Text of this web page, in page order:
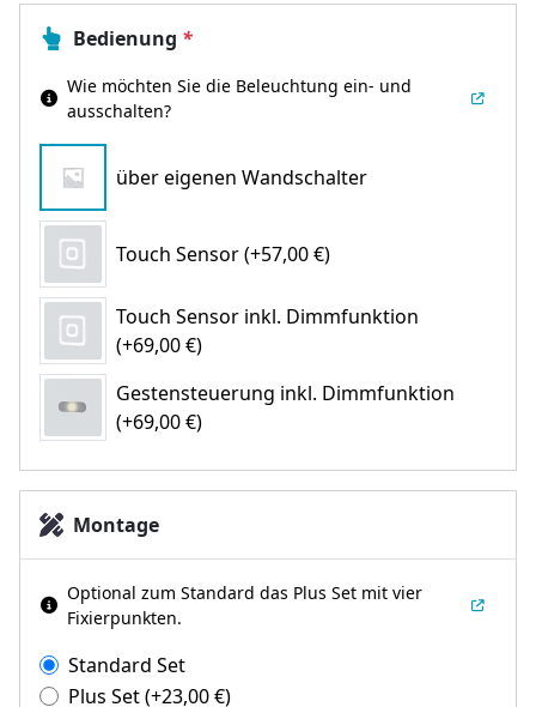
Bedienung *
Wie möchten Sie die Beleuchtung ein- und
ausschalten?
über eigenen Wandschalter
Touch Sensor (+57,00 €)
Touch Sensor inkl. Dimmfunktion
(+69,00 €)
Gestensteuerung inkl. Dimmfunktion
(+69,00 €)
Montage
Optional zum Standard das Plus Set mit vier
Fixierpunkten.
Standard Set
Plus Set(+23,00€)